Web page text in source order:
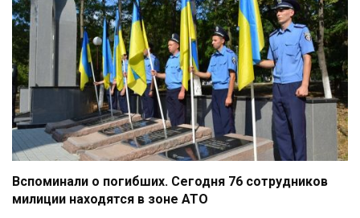
Вспоминали о погибших. Сегодня 76 сотрудников
милиции находятся в зоне АТО